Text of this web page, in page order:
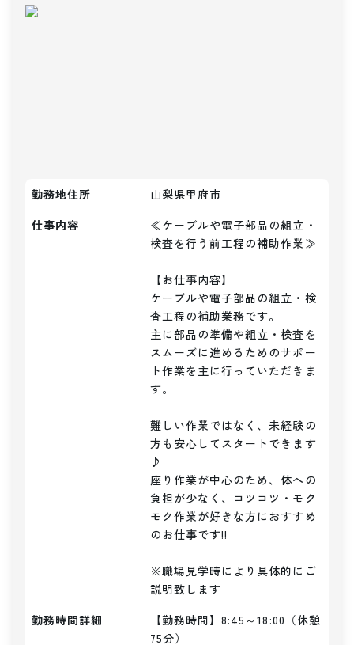
勤務地住所
山梨県甲府市
仕事内容
≪ケーブルや電子部品の組立・
検査を行う前工程の補助作業≫
【お仕事内容】
ケーブルや電子部品の組立・検
査工程の補助業務です。
主に部品の準備や組立・検査を
スムーズに進めるためのサポー
ト作業を主に行っていただきま
す。
難しい作業ではなく、未経験の
方も安心してスタートできます
♪
座り作業が中心のため、体への
負担が少なく、コツコツ・モク
モク作業が好きな方におすすめ
のお仕事です!!
※職場見学時により具体的にご
説明致します
勤務時間詳細
【勤務時間】8:45～18:00（休憩
75分）